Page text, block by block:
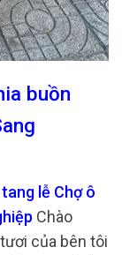
buồn
lễ Chợ ô
Chào
của bên tôi